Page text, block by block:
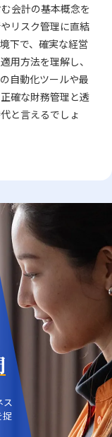
会計の基本概念を
リスク管理に直結
下で、確実な経営
用方法を理解し、
自動化ツールや最
確な財務管理と透
と言えるでしょ
ス